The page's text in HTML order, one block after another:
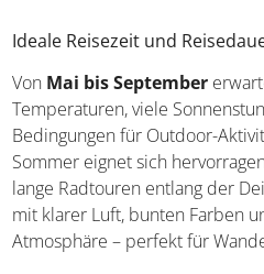
Ideale Reisezeit und
Von Mai bis September
Temperaturen, viele
Bedingungen für Outdoor-
Sommer eignet sich
lange Radtouren entlang der
mit klarer Luft, bunten Farben
Atmosphäre – perfekt für